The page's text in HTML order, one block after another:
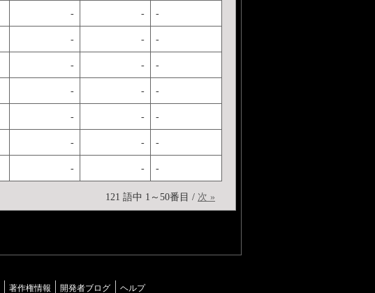
- - -
- - -
- - -
- - -
- - -
- - -
- - -
121 語中 1～50番目 / 次 »
著作権情報 開発者ブログ ヘルプ